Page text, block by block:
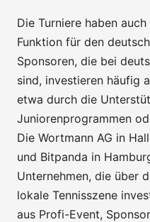
Die Turniere haben
Funktion für den
Sponsoren, die bei
sind, investieren häufig
etwa durch die
Juniorenprogrammen
Die Wortmann AG in
und Bitpanda in
Unternehmen, die über
lokale Tennisszene
aus Profi-Event,